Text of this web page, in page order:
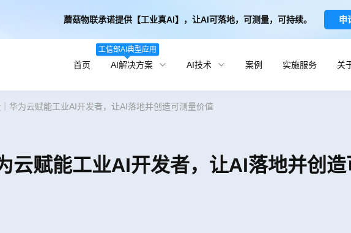
蘑菇物联承诺提供【工业真AI】，让AI可落地，可测量，可持续。 申
首页 AI解决方案
工信部AI典型应用
AI技术 案例 实施服务 关
华为云赋能工业AI开发者，让AI落地并创造可测量价值
云赋能工业AI开发者，让AI落地并创